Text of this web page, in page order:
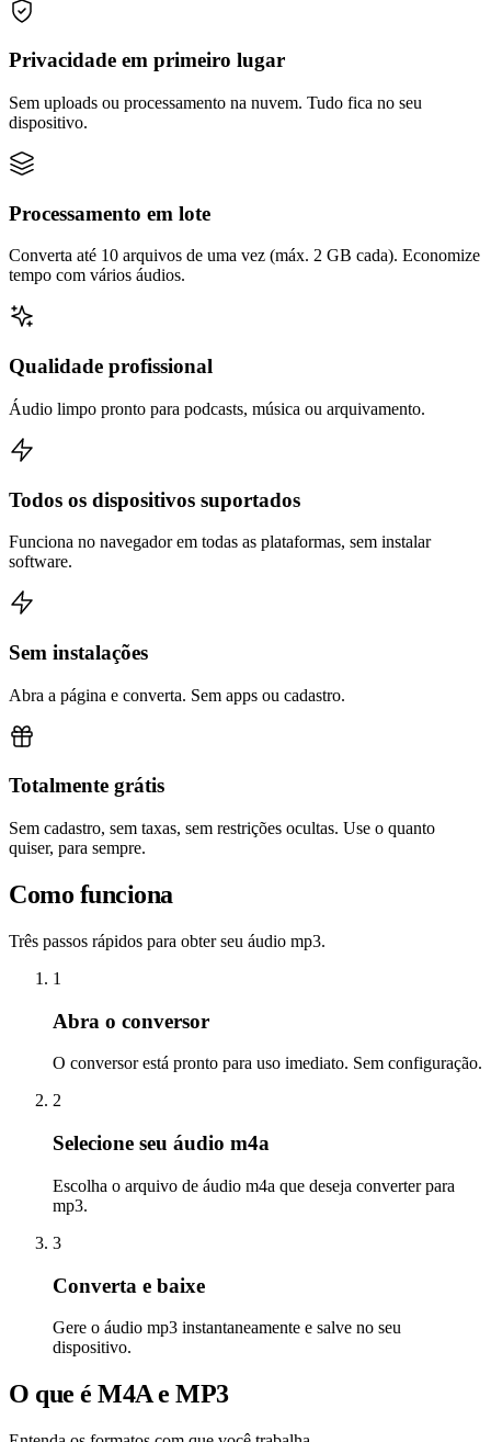
Privacidade em primeiro lugar
Sem uploads ou processamento na nuvem. Tudo fica no seu
dispositivo.
Processamento em lote
Converta até 10 arquivos de uma vez (máx. 2 GB cada). Economize
tempo com vários áudios.
Qualidade profissional
Áudio limpo pronto para podcasts, música ou arquivamento.
Todos os dispositivos suportados
Funciona no navegador em todas as plataformas, sem instalar
software.
Sem instalações
Abra a página e converta. Sem apps ou cadastro.
Totalmente grátis
Sem cadastro, sem taxas, sem restrições ocultas. Use o quanto
quiser, para sempre.
Como funciona
Três passos rápidos para obter seu áudio mp3.
1
Abra o conversor
O conversor está pronto para uso imediato. Sem configuração.
2
Selecione seu áudio m4a
Escolha o arquivo de áudio m4a que deseja converter para
mp3.
3
Converta e baixe
Gere o áudio mp3 instantaneamente e salve no seu
dispositivo.
O que é M4A e MP3